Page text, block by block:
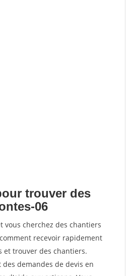
trouver des
06
vous cherchez des chantiers
recevoir rapidement
et trouver des chantiers.
des demandes de devis en